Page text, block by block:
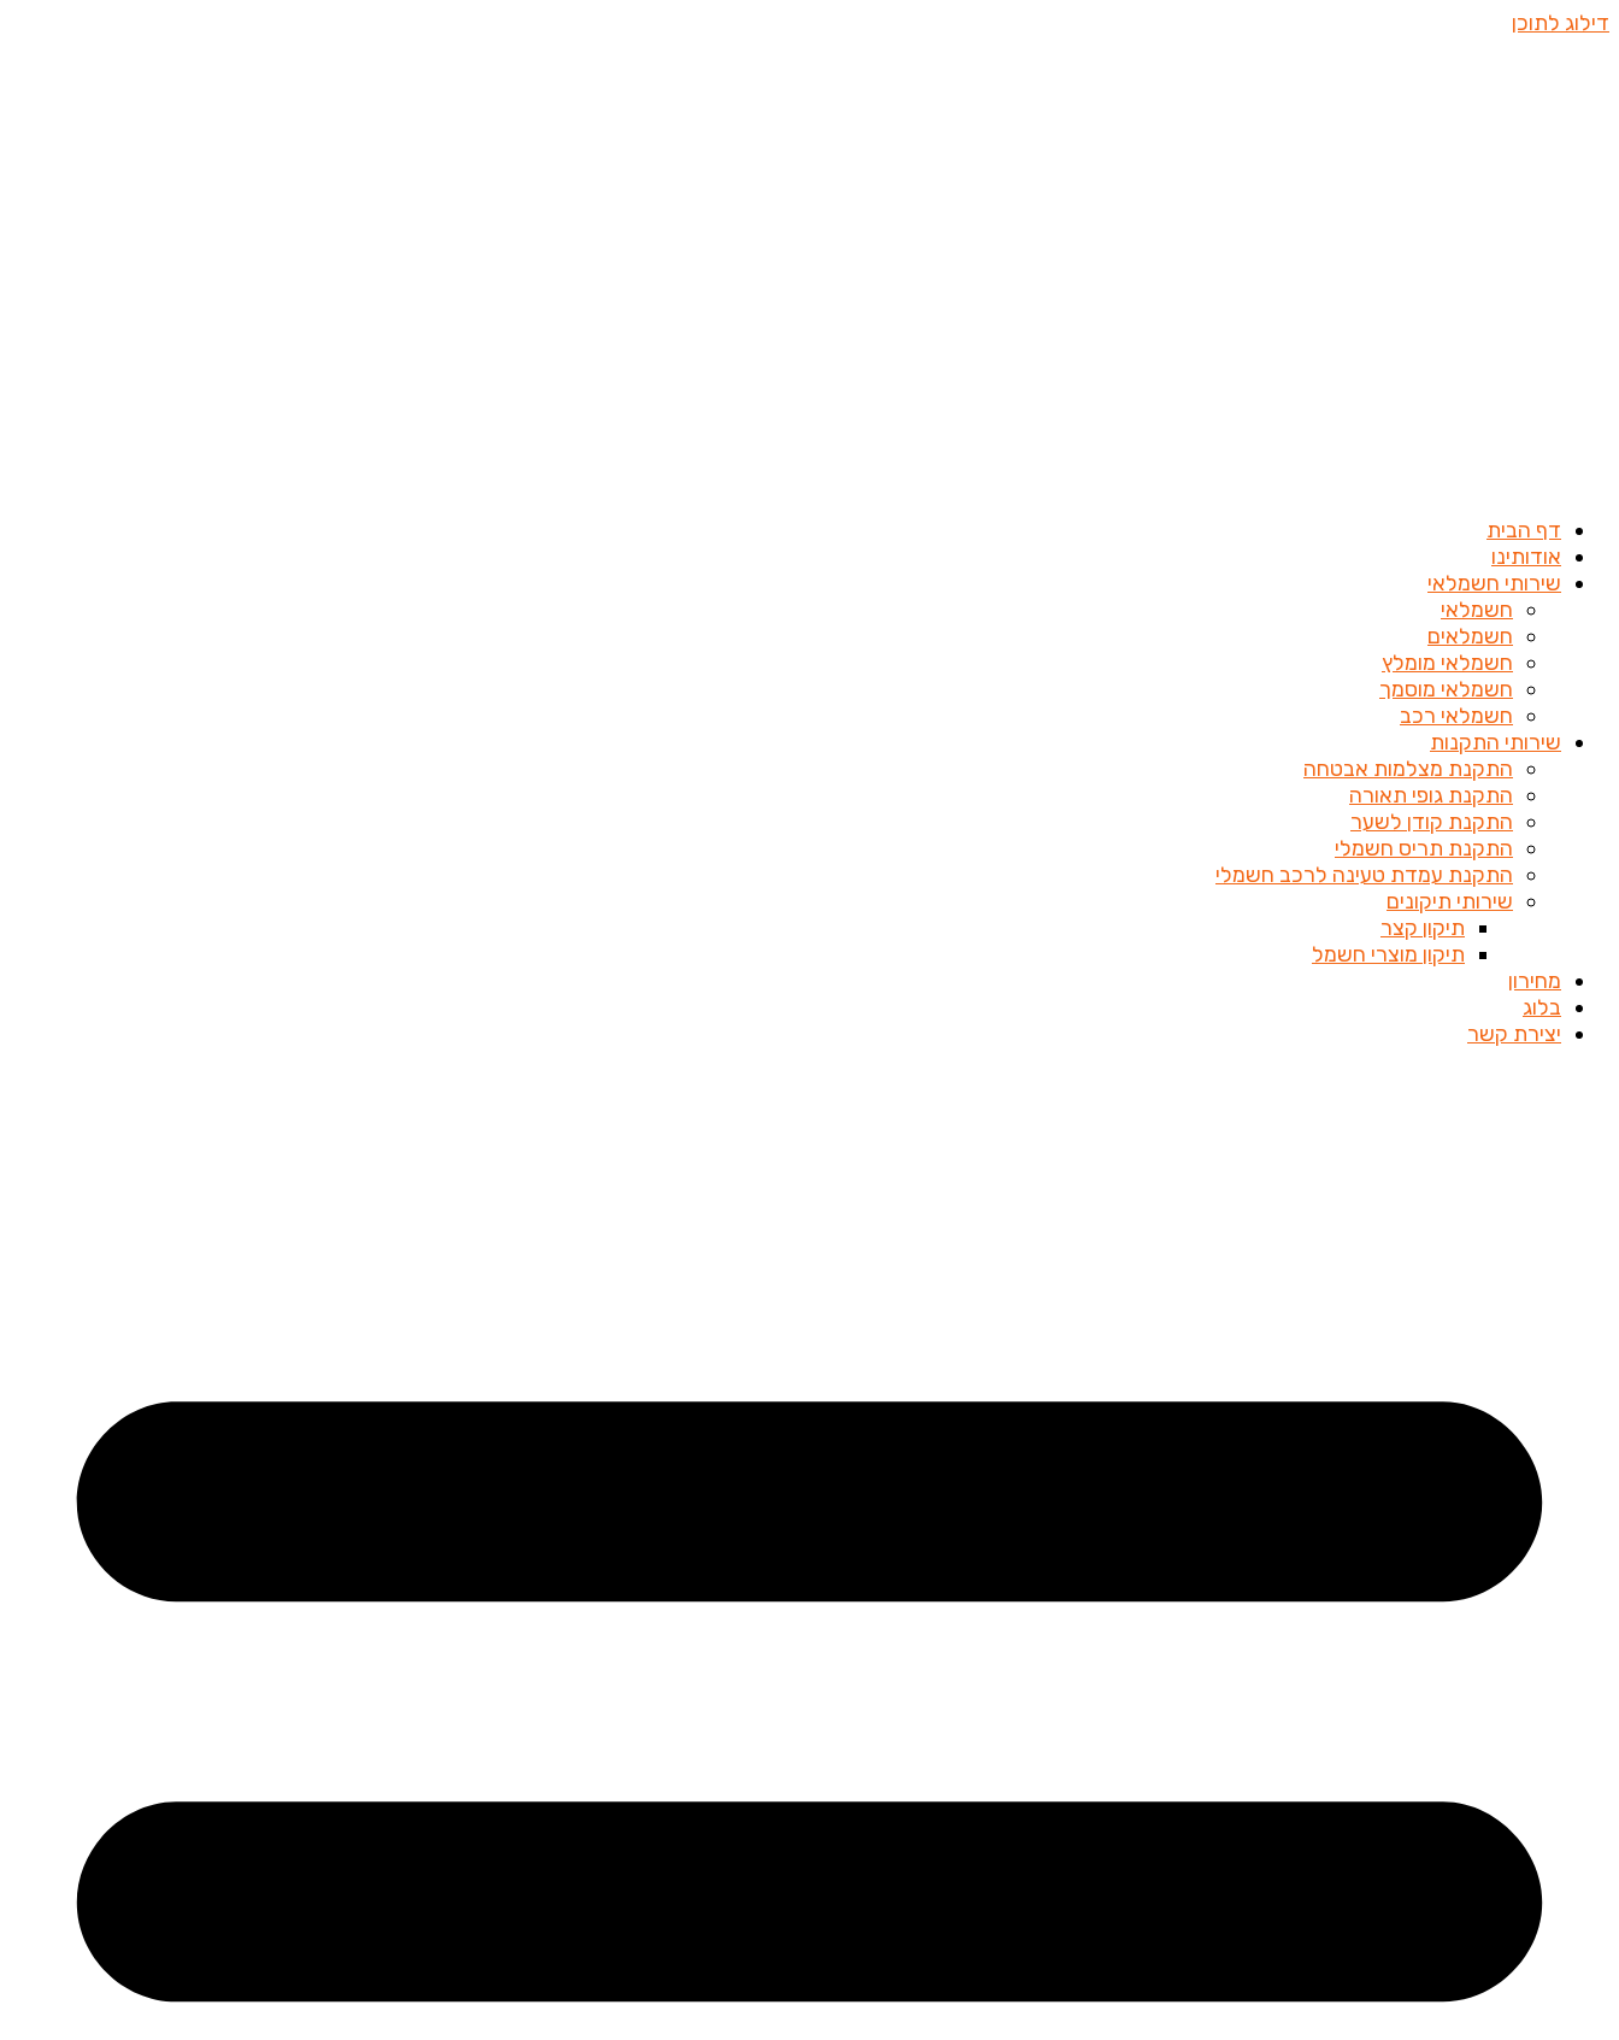
דילוג לתוכן
דף הבית
אודותינו
שירותי חשמלאי
חשמלאי
חשמלאים
חשמלאי מומלץ
חשמלאי מוסמך
חשמלאי רכב
שירותי התקנות
התקנת מצלמות אבטחה
התקנת גופי תאורה
התקנת קודן לשער
התקנת תריס חשמלי
התקנת עמדת טעינה לרכב חשמלי
שירותי תיקונים
תיקון קצר
תיקון מוצרי חשמל
מחירון
בלוג
יצירת קשר